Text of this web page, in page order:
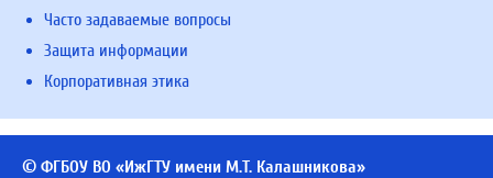
Часто задаваемые вопросы
Защита информации
Корпоративная этика
© ФГБОУ ВО «ИжГТУ имени М.Т. Калашникова»